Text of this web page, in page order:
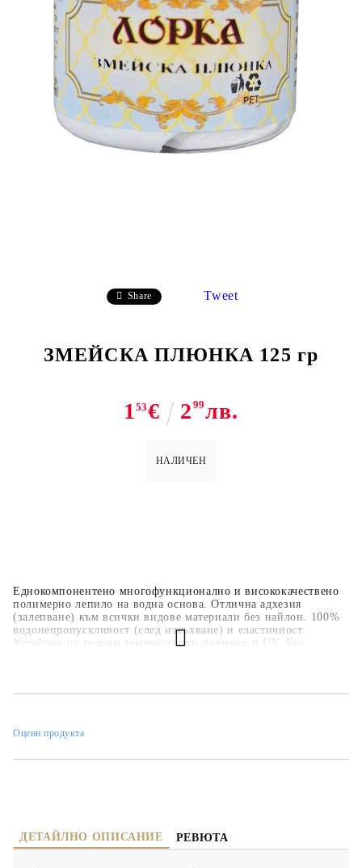
Share Tweet
ЗМЕЙСКА ПЛЮНКА 125 гр
153€ 2 99лв.
НАЛИЧЕН
Еднокомпонентено многофункционално и висококачествено
полимерно лепило на водна основа. Отлична адхезия
(залепване) към всички видове материали без найлон. 100%
водонепропускливост (след изсъхване) и еластичност.
Устойчив на големи температурни промени и UV. Без
ФАЯНС, КАМЪК , ЦИМЕНТ, СТИРОПОР, АЛУМИНИЙ,
суха, почистена от прах и мазни петна. Нанасяне с четка или
водата в него. Залепването на непопиващи повърхности може
получаване на различни цветове на лепилото.
СЪХРАНЕНИЕ: в добре затворени опаковки над 0°С. Да се
Оцени продукта
ДЕТАЙЛНО ОПИСАНИЕ РЕВЮТА